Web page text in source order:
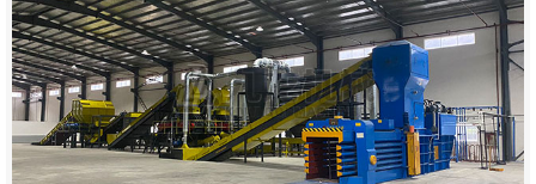
司
豫
ICP
备
19020390
号-1